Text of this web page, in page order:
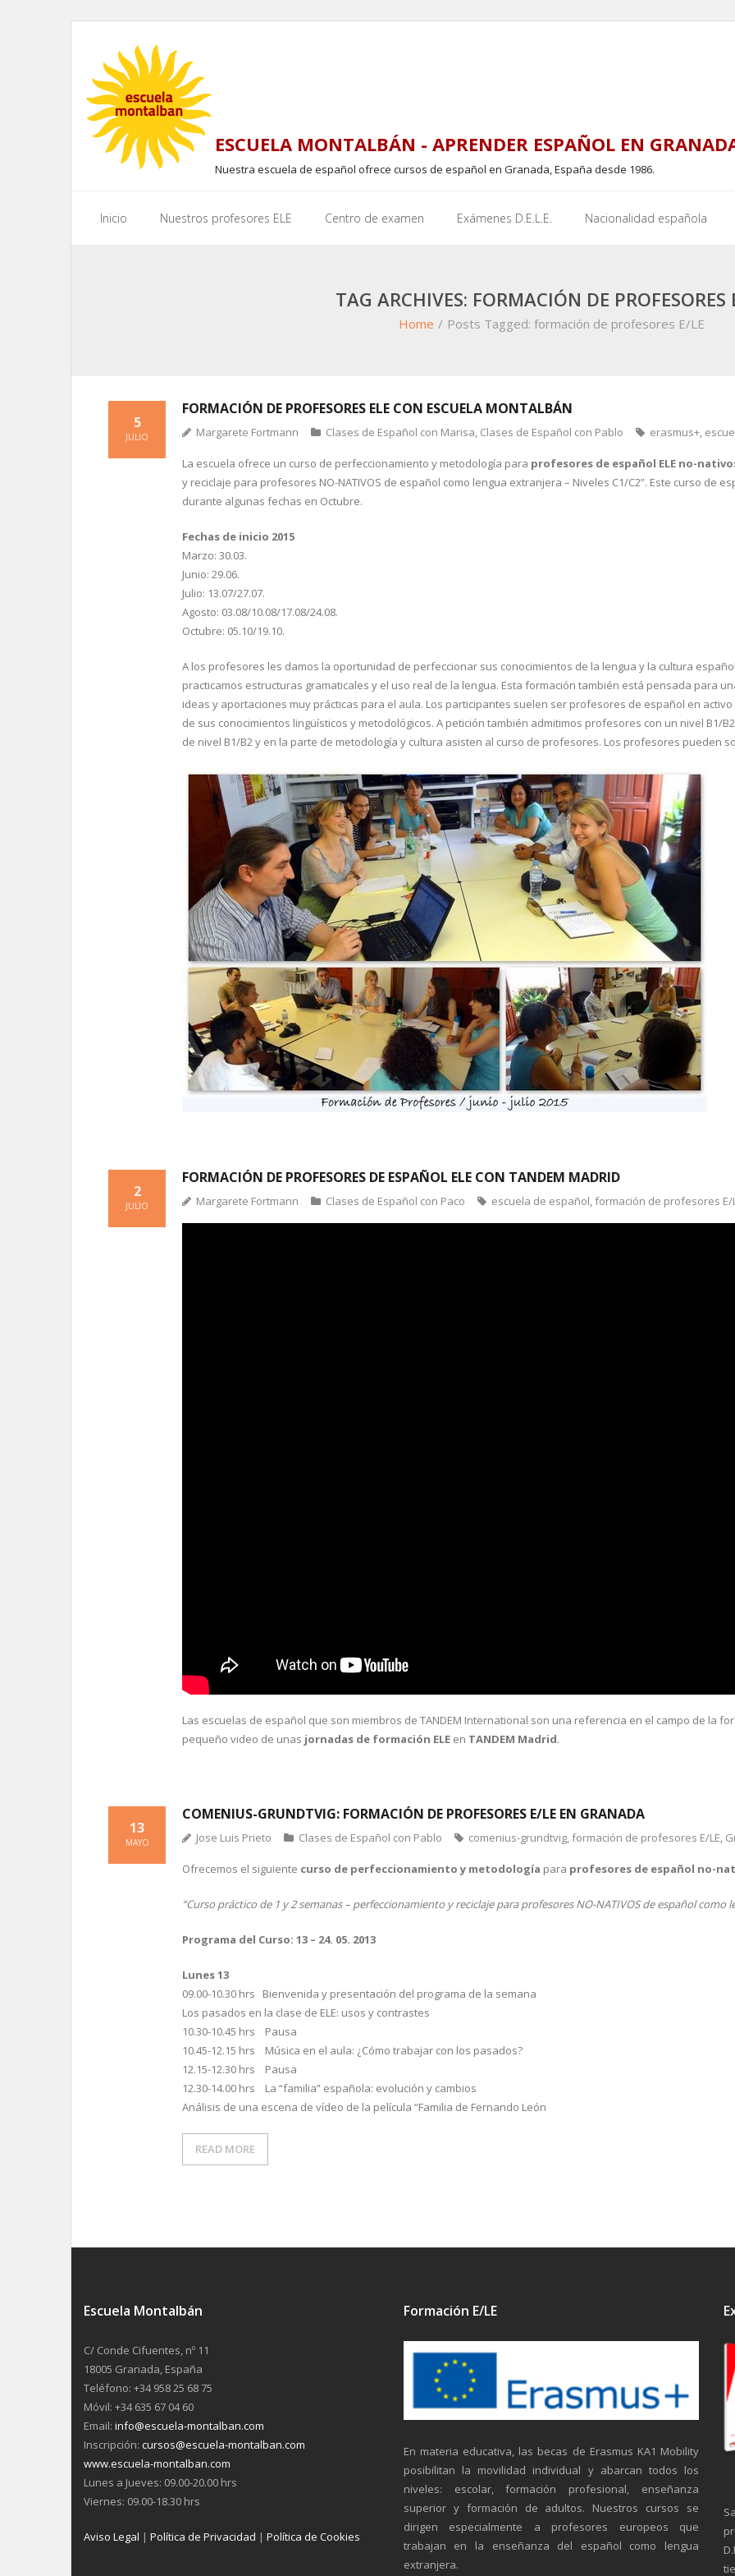
content
ESCUELA MONTALBÁN - APRENDER ESPAÑOL EN
Nuestra escuela de español ofrece cursos de español en Granada, España desde 1986.
Inicio Nuestros profesores ELE Centro de examen Exámenes D.E.L.E. Nacionalidad española
TAG ARCHIVES: FORMACIÓN DE PROFESORES
Home / Posts Tagged: formación de profesores E/LE
FORMACIÓN DE PROFESORES ELE CON ESCUELA MONTALBÁN
5
JULIO Margarete Fortmann Clases de Español con Marisa, Clases de Español con Pablo erasmus+,
La escuela ofrece un curso de perfeccionamiento y metodología para profesores de español ELE no-
y reciclaje para profesores NO-NATIVOS de español como lengua extranjera – Niveles C1/C2”. Este curso de
durante algunas fechas en Octubre.
Fechas de inicio 2015
Marzo: 30.03.
Junio: 29.06.
Julio: 13.07/27.07.
Agosto: 03.08/10.08/17.08/24.08.
Octubre: 05.10/19.10.
A los profesores les damos la oportunidad de perfeccionar sus conocimientos de la lengua y la cultura
practicamos estructuras gramaticales y el uso real de la lengua. Esta formación también está pensada para
ideas y aportaciones muy prácticas para el aula. Los participantes suelen ser profesores de español en
de sus conocimientos lingüísticos y metodológicos. A petición también admitimos profesores con un nivel B1/
de nivel B1/B2 y en la parte de metodología y cultura asisten al curso de profesores. Los profesores pueden
FORMACIÓN DE PROFESORES DE ESPAÑOL ELE CON TANDEM MADRID
2
JULIO Margarete Fortmann Clases de Español con Paco escuela de español,formación de profesores E/
Las escuelas de español que son miembros de TANDEM International son una referencia en el campo de la
pequeño video de unas jornadas de formación ELE en TANDEM Madrid.
COMENIUS-GRUNDTVIG: FORMACIÓN DE PROFESORES E/LE EN GRANADA
13
MAYO Jose Luis Prieto Clases de Español con Pablo comenius-grundtvig,formación de profesores E/LE,
Ofrecemos el siguiente curso de perfeccionamiento y metodología para profesores de español no-
“Curso práctico de 1 y 2 semanas – perfeccionamiento y reciclaje para profesores NO-NATIVOS de español como
Programa del Curso: 13 – 24. 05. 2013
Lunes 13
09.00-10.30 hrs Bienvenida y presentación del programa de la semana
Los pasados en la clase de ELE: usos y contrastes
10.30-10.45 hrs Pausa
10.45-12.15 hrs Música en el aula: ¿Cómo trabajar con los pasados?
12.15-12.30 hrs Pausa
12.30-14.00 hrs La “familia” española: evolución y cambios
Análisis de una escena de vídeo de la película “Familia de Fernando León
READ MORE
Escuela Montalbán
C/ Conde Cifuentes, nº 11
18005 Granada, España
Teléfono: +34 958 25 68 75
Móvil: +34 635 67 04 60
Email: info@escuela-montalban.com
Inscripción: cursos@escuela-montalban.com
www.escuela-montalban.com
Lunes a Jueves: 09.00-20.00 hrs
Viernes: 09.00-18.30 hrs
Aviso Legal | Política de Privacidad | Política de Cookies
Formación E/LE
En materia educativa, las becas de Erasmus KA1 Mobility
posibilitan la movilidad individual y abarcan todos los
niveles: escolar, formación profesional, enseñanza
superior y formación de adultos. Nuestros cursos se
dirigen especialmente a profesores europeos que
trabajan en la enseñanza del español como lengua
extranjera.